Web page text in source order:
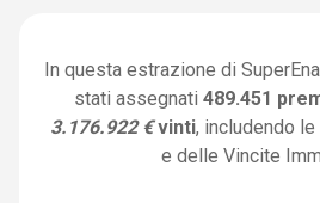
In questa estrazione di
stati assegnati 489.451
3.176.922 € vinti, includendo
e delle Vincite